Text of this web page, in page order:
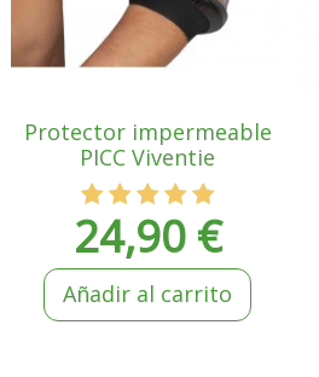
Protector impermeable
PICC Viventie
24,90 €
Añadir al carrito